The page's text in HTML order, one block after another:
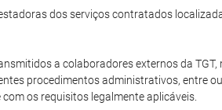
dos serviços contratados
a colaboradores externos da
procedimentos administrativos, entre
os requisitos legalmente aplicáveis.